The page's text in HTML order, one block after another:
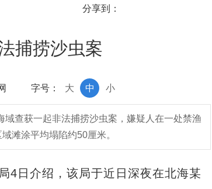
分享到：
捕捞沙虫案
字号： 小
中
大
查获一起非法捕捞沙虫案，嫌疑人在一处禁渔
滩涂平均塌陷约50厘米。
日介绍，该局于近日深夜在北海某